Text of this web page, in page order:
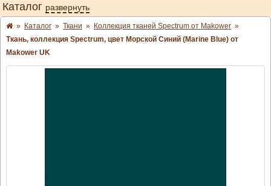
Каталог развернуть
» Каталог » Ткани » Коллекция тканей Spectrum от Makower »
Ткань, коллекция Spectrum, цвет Морской Синий (Marine Blue) от
Makower UK